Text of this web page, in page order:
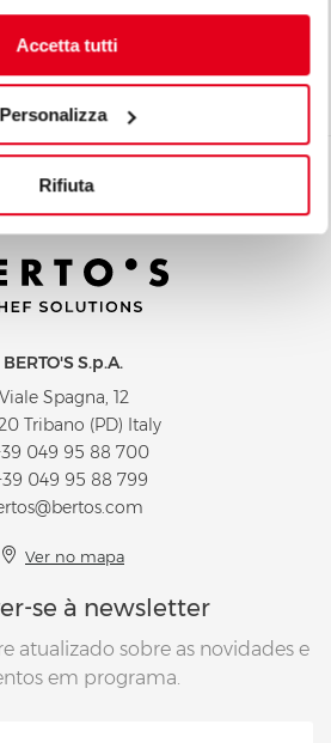
Accetta tutti
Personalizza
Rifiuta
BERTO'S S.p.A.
Viale Spagna, 12
Tribano (PD) Italy
049 95 88 700
049 95 88 799
Ver no mapa
se à newsletter
atualizado sobre as novidades e
em programa.